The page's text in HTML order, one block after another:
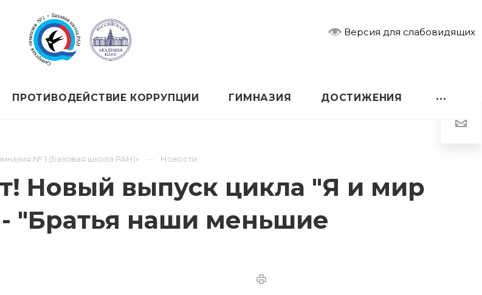
Версия для слабовидящих
ПРОТИВОДЕЙСТВИЕ КОРРУПЦИИ ГИМНАЗИЯ ДОСТИЖЕНИЯ
№ 1 (Базовая школа РАН)» Новости
Новый выпуск цикла "Я и мир
- "Братья наши меньшие